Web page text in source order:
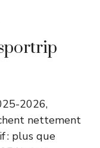
2026,
nettement
: plus que